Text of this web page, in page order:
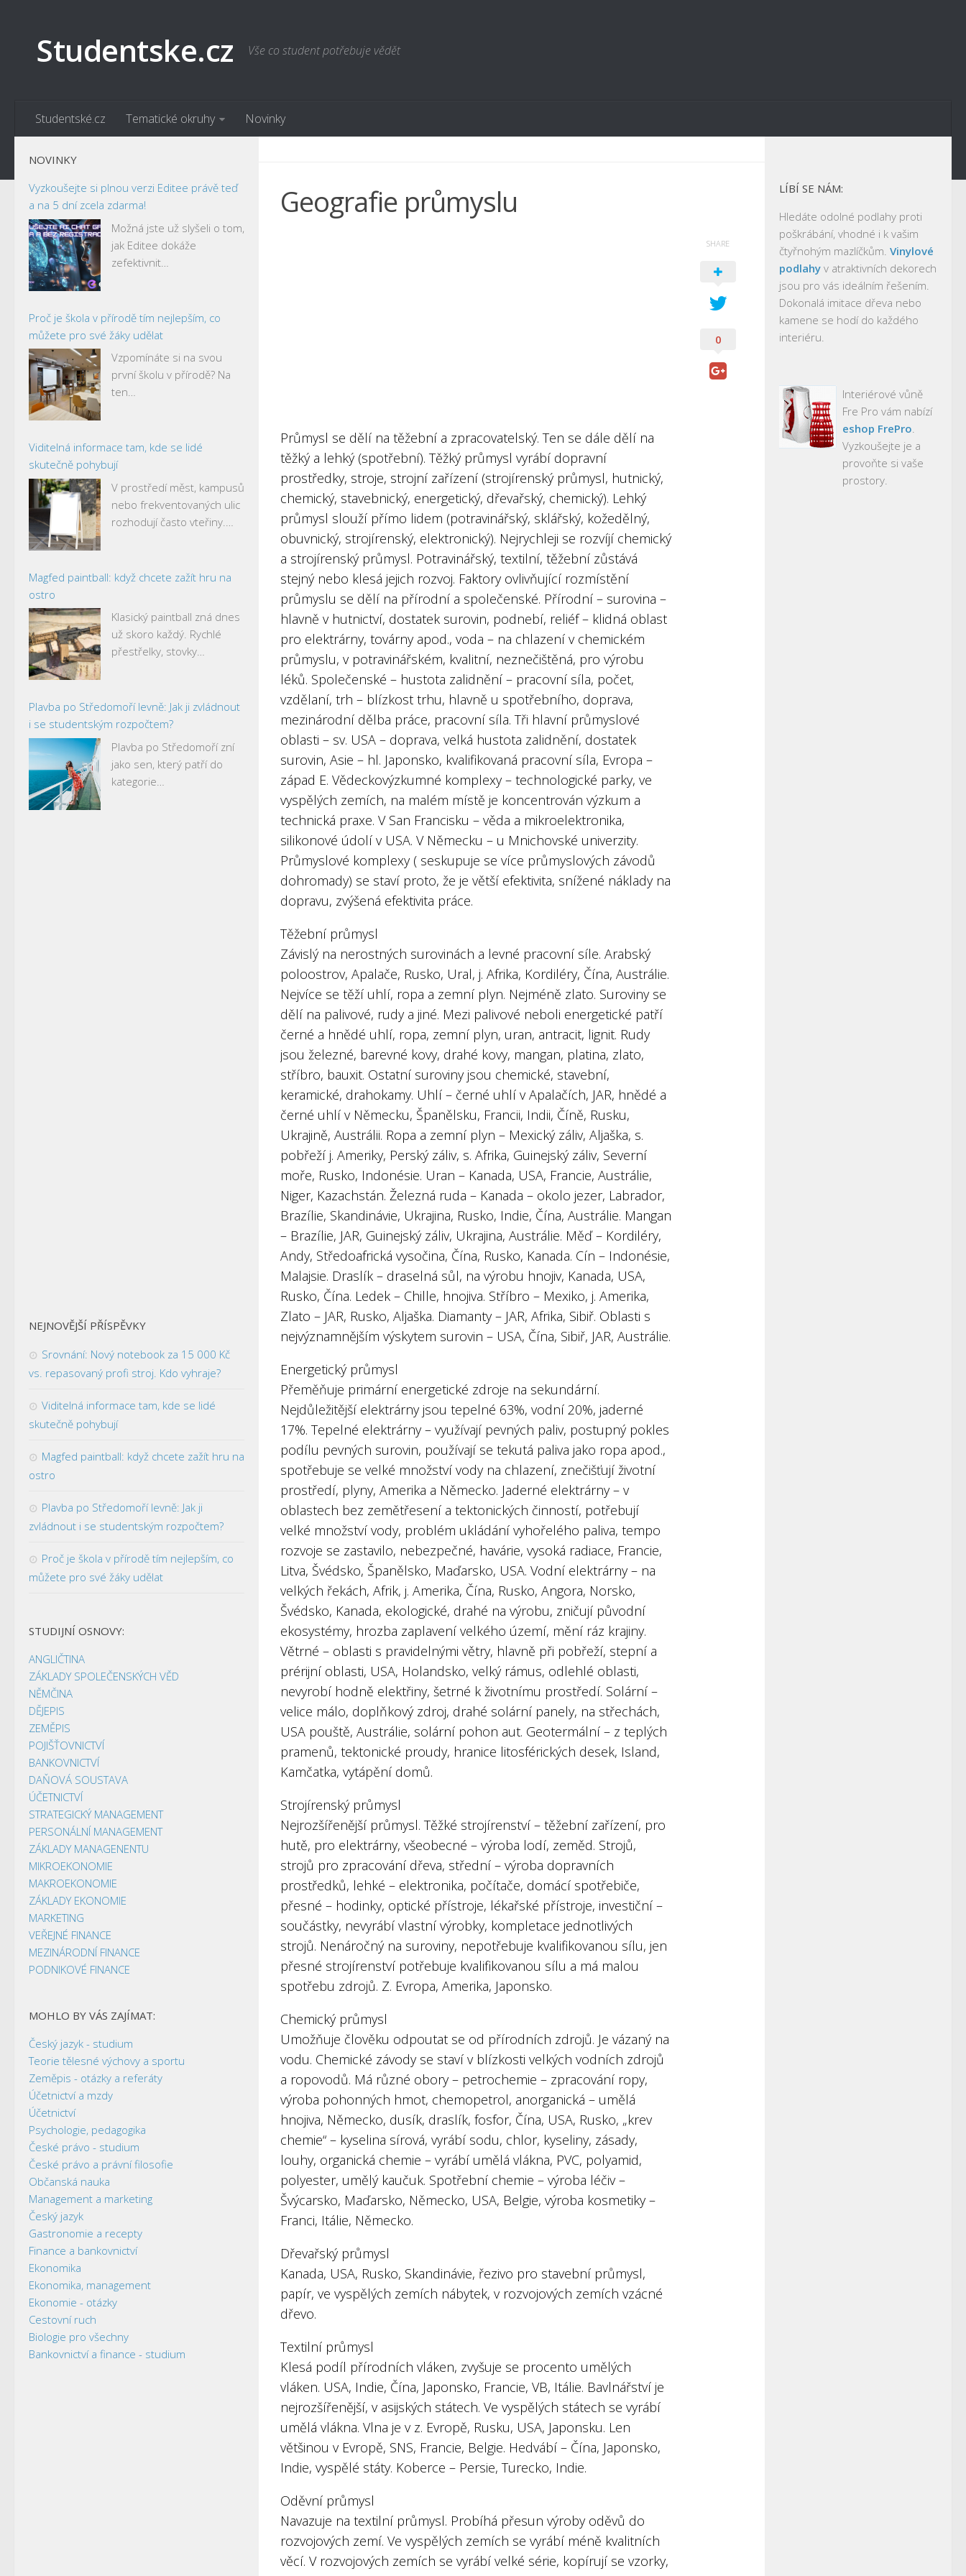
Studentske.cz Vše co student potřebuje vědět
Studentské.cz Tematické okruhy Novinky
Geografie průmyslu
Průmysl se dělí na těžební a zpracovatelský. Ten se dále dělí na
těžký a lehký (spotřební). Těžký průmysl vyrábí dopravní
prostředky, stroje, strojní zařízení (strojírenský průmysl, hutnický,
chemický, stavebnický, energetický, dřevařský, chemický). Lehký
průmysl slouží přímo lidem (potravinářský, sklářský, kožedělný,
obuvnický, strojírenský, elektronický). Nejrychleji se rozvíjí chemický
a strojírenský průmysl. Potravinářský, textilní, těžební zůstává
stejný nebo klesá jejich rozvoj. Faktory ovlivňující rozmístění
průmyslu se dělí na přírodní a společenské. Přírodní – surovina –
hlavně v hutnictví, dostatek surovin, podnebí, reliéf – klidná oblast
pro elektrárny, továrny apod., voda – na chlazení v chemickém
průmyslu, v potravinářském, kvalitní, neznečištěná, pro výrobu
léků. Společenské – hustota zalidnění – pracovní síla, počet,
vzdělaní, trh – blízkost trhu, hlavně u spotřebního, doprava,
mezinárodní dělba práce, pracovní síla. Tři hlavní průmyslové
oblasti – sv. USA – doprava, velká hustota zalidnění, dostatek
surovin, Asie – hl. Japonsko, kvalifikovaná pracovní síla, Evropa –
západ E. Vědeckovýzkumné komplexy – technologické parky, ve
vyspělých zemích, na malém místě je koncentrován výzkum a
technická praxe. V San Francisku – věda a mikroelektronika,
silikonové údolí v USA. V Německu – u Mnichovské univerzity.
Průmyslové komplexy ( seskupuje se více průmyslových závodů
dohromady) se staví proto, že je větší efektivita, snížené náklady na
dopravu, zvýšená efektivita práce.
Těžební průmysl
Závislý na nerostných surovinách a levné pracovní síle. Arabský
poloostrov, Apalače, Rusko, Ural, j. Afrika, Kordiléry, Čína, Austrálie.
Nejvíce se těží uhlí, ropa a zemní plyn. Nejméně zlato. Suroviny se
dělí na palivové, rudy a jiné. Mezi palivové neboli energetické patří
černé a hnědé uhlí, ropa, zemní plyn, uran, antracit, lignit. Rudy
jsou železné, barevné kovy, drahé kovy, mangan, platina, zlato,
stříbro, bauxit. Ostatní suroviny jsou chemické, stavební,
keramické, drahokamy. Uhlí – černé uhlí v Apalačích, JAR, hnědé a
černé uhlí v Německu, Španělsku, Francii, Indii, Číně, Rusku,
Ukrajině, Austrálii. Ropa a zemní plyn – Mexický záliv, Aljaška, s.
pobřeží j. Ameriky, Perský záliv, s. Afrika, Guinejský záliv, Severní
moře, Rusko, Indonésie. Uran – Kanada, USA, Francie, Austrálie,
Niger, Kazachstán. Železná ruda – Kanada – okolo jezer, Labrador,
Brazílie, Skandinávie, Ukrajina, Rusko, Indie, Čína, Austrálie. Mangan
– Brazílie, JAR, Guinejský záliv, Ukrajina, Austrálie. Měď – Kordiléry,
Andy, Středoafrická vysočina, Čína, Rusko, Kanada. Cín – Indonésie,
Malajsie. Draslík – draselná sůl, na výrobu hnojiv, Kanada, USA,
Rusko, Čína. Ledek – Chille, hnojiva. Stříbro – Mexiko, j. Amerika,
Zlato – JAR, Rusko, Aljaška. Diamanty – JAR, Afrika, Sibiř. Oblasti s
nejvýznamnějším výskytem surovin – USA, Čína, Sibiř, JAR, Austrálie.
Energetický průmysl
Přeměňuje primární energetické zdroje na sekundární.
Nejdůležitější elektrárny jsou tepelné 63%, vodní 20%, jaderné
17%. Tepelné elektrárny – využívají pevných paliv, postupný pokles
podílu pevných surovin, používají se tekutá paliva jako ropa apod.,
spotřebuje se velké množství vody na chlazení, znečišťují životní
prostředí, plyny, Amerika a Německo. Jaderné elektrárny – v
oblastech bez zemětřesení a tektonických činností, potřebují
velké množství vody, problém ukládání vyhořelého paliva, tempo
rozvoje se zastavilo, nebezpečné, havárie, vysoká radiace, Francie,
Litva, Švédsko, Španělsko, Maďarsko, USA. Vodní elektrárny – na
velkých řekách, Afrik, j. Amerika, Čína, Rusko, Angora, Norsko,
Švédsko, Kanada, ekologické, drahé na výrobu, zničují původní
ekosystémy, hrozba zaplavení velkého území, mění ráz krajiny.
Větrné – oblasti s pravidelnými větry, hlavně při pobřeží, stepní a
prérijní oblasti, USA, Holandsko, velký rámus, odlehlé oblasti,
nevyrobí hodně elektřiny, šetrné k životnímu prostředí. Solární –
velice málo, doplňkový zdroj, drahé solární panely, na střechách,
USA pouště, Austrálie, solární pohon aut. Geotermální – z teplých
pramenů, tektonické proudy, hranice litosférických desek, Island,
Kamčatka, vytápění domů.
Strojírenský průmysl
Nejrozšířenější průmysl. Těžké strojírenství – těžební zařízení, pro
hutě, pro elektrárny, všeobecné – výroba lodí, zeměd. Strojů,
strojů pro zpracování dřeva, střední – výroba dopravních
prostředků, lehké – elektronika, počítače, domácí spotřebiče,
přesné – hodinky, optické přístroje, lékařské přístroje, investiční –
součástky, nevyrábí vlastní výrobky, kompletace jednotlivých
strojů. Nenáročný na suroviny, nepotřebuje kvalifikovanou sílu, jen
přesné strojírenství potřebuje kvalifikovanou sílu a má malou
spotřebu zdrojů. Z. Evropa, Amerika, Japonsko.
Chemický průmysl
Umožňuje člověku odpoutat se od přírodních zdrojů. Je vázaný na
vodu. Chemické závody se staví v blízkosti velkých vodních zdrojů
a ropovodů. Má různé obory – petrochemie – zpracování ropy,
výroba pohonných hmot, chemopetrol, anorganická – umělá
hnojiva, Německo, dusík, draslík, fosfor, Čína, USA, Rusko, „krev
chemie“ – kyselina sírová, vyrábí sodu, chlor, kyseliny, zásady,
louhy, organická chemie – vyrábí umělá vlákna, PVC, polyamid,
polyester, umělý kaučuk. Spotřební chemie – výroba léčiv –
Švýcarsko, Maďarsko, Německo, USA, Belgie, výroba kosmetiky –
Franci, Itálie, Německo.
Dřevařský průmysl
Kanada, USA, Rusko, Skandinávie, řezivo pro stavební průmysl,
papír, ve vyspělých zemích nábytek, v rozvojových zemích vzácné
dřevo.
Textilní průmysl
Klesá podíl přírodních vláken, zvyšuje se procento umělých
vláken. USA, Indie, Čína, Japonsko, Francie, VB, Itálie. Bavlnářství je
nejrozšířenější, v asijských státech. Ve vyspělých státech se vyrábí
umělá vlákna. Vlna je v z. Evropě, Rusku, USA, Japonsku. Len
většinou v Evropě, SNS, Francie, Belgie. Hedvábí – Čína, Japonsko,
Indie, vyspělé státy. Koberce – Persie, Turecko, Indie.
Oděvní průmysl
Navazuje na textilní průmysl. Probíhá přesun výroby oděvů do
rozvojových zemí. Ve vyspělých zemích se vyrábí méně kvalitních
věcí. V rozvojových zemích se vyrábí velké série, kopírují se vzorky,
SHARE
0
NOVINKY
Vyzkoušejte si plnou verzi Editee právě teď
a na 5 dní zcela zdarma!
Možná jste už slyšeli o tom,
jak Editee dokáže
zefektivnit…
Proč je škola v přírodě tím nejlepším, co
můžete pro své žáky udělat
Vzpomínáte si na svou
první školu v přírodě? Na
ten…
Viditelná informace tam, kde se lidé
skutečně pohybují
V prostředí měst, kampusů
nebo frekventovaných ulic
rozhodují často vteřiny.…
Magfed paintball: když chcete zažít hru na
ostro
Klasický paintball zná dnes
už skoro každý. Rychlé
přestřelky, stovky…
Plavba po Středomoří levně: Jak ji zvládnout
i se studentským rozpočtem?
Plavba po Středomoří zní
jako sen, který patří do
kategorie…
NEJNOVĚJŠÍ PŘÍSPĚVKY
Srovnání: Nový notebook za 15 000 Kč
vs. repasovaný profi stroj. Kdo vyhraje?
Viditelná informace tam, kde se lidé
skutečně pohybují
Magfed paintball: když chcete zažít hru na
ostro
Plavba po Středomoří levně: Jak ji
zvládnout i se studentským rozpočtem?
Proč je škola v přírodě tím nejlepším, co
můžete pro své žáky udělat
STUDIJNÍ OSNOVY:
ANGLIČTINA
ZÁKLADY SPOLEČENSKÝCH VĚD
NĚMČINA
DĚJEPIS
ZEMĚPIS
POJIŠŤOVNICTVÍ
BANKOVNICTVÍ
DAŇOVÁ SOUSTAVA
ÚČETNICTVÍ
STRATEGICKÝ MANAGEMENT
PERSONÁLNÍ MANAGEMENT
ZÁKLADY MANAGENENTU
MIKROEKONOMIE
MAKROEKONOMIE
ZÁKLADY EKONOMIE
MARKETING
VEŘEJNÉ FINANCE
MEZINÁRODNÍ FINANCE
PODNIKOVÉ FINANCE
MOHLO BY VÁS ZAJÍMAT:
Český jazyk - studium
Teorie tělesné výchovy a sportu
Zeměpis - otázky a referáty
Účetnictví a mzdy
Účetnictví
Psychologie, pedagogika
České právo - studium
České právo a právní filosofie
Občanská nauka
Management a marketing
Český jazyk
Gastronomie a recepty
Finance a bankovnictví
Ekonomika
Ekonomika, management
Ekonomie - otázky
Cestovní ruch
Biologie pro všechny
Bankovnictví a finance - studium
LÍBÍ SE NÁM:
Hledáte odolné podlahy proti
poškrábání, vhodné i k vašim
čtyřnohým mazlíčkům. Vinylové
podlahy v atraktivních dekorech
jsou pro vás ideálním řešením.
Dokonalá imitace dřeva nebo
kamene se hodí do každého
interiéru.
Interiérové vůně
Fre Pro vám nabízí
eshop FrePro.
Vyzkoušejte je a
provoňte si vaše
prostory.